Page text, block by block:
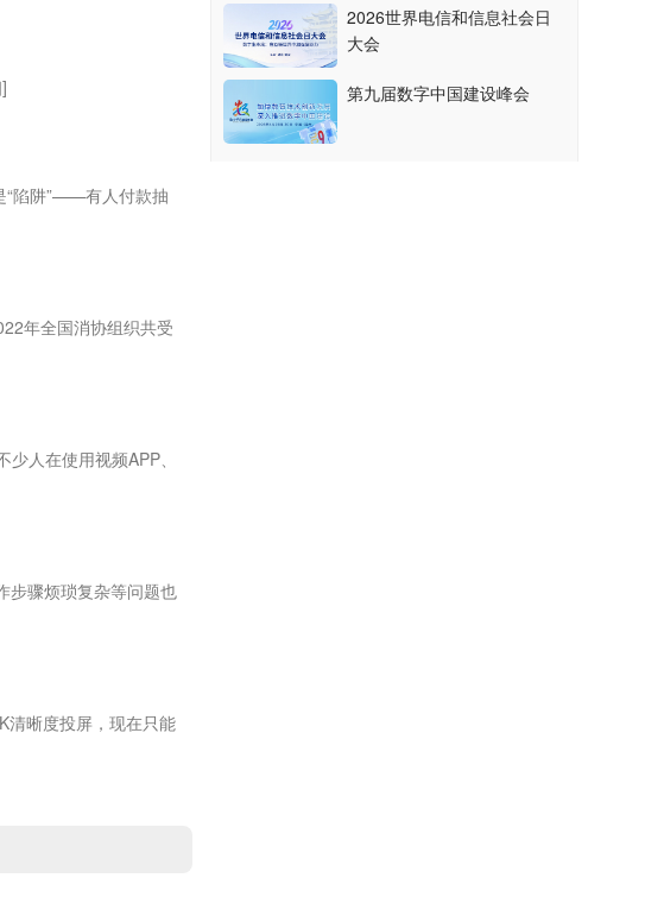
“陷阱”——有人付款抽
年全国消协组织共受
人在使用视频APP、
步骤烦琐复杂等问题也
清晰度投屏，现在只能
2026世界电信和信息社会日
大会
第九届数字中国建设峰会